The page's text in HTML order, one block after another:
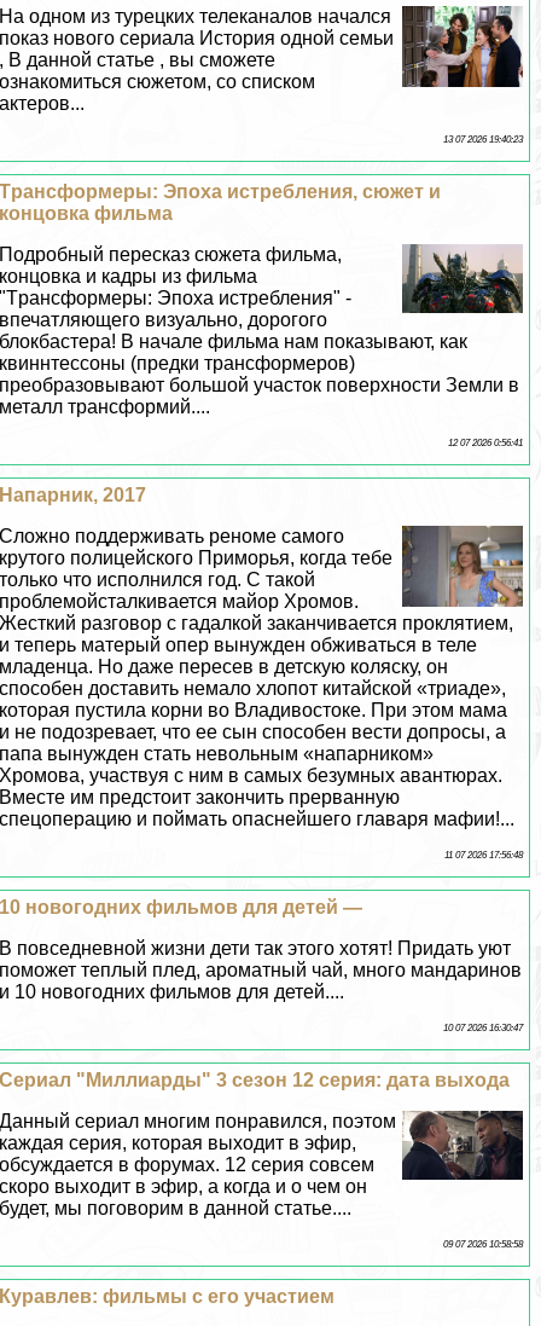
На одном из турецких телеканалов начался
показ нового сериала История одной семьи
, В данной статье , вы сможете
ознакомиться сюжетом, со списком
актеров...
13 07 2026 19:40:23
Tрaнcформеры: Эпоха истрeбления, сюжет и
концовка фильма
Подробный пересказ сюжета фильма,
концовка и кадры из фильма
"Tрaнcформеры: Эпоха истрeбления" -
впечатляющего визуально, дорогого
блокбастера! В начале фильма нам показывают, как
квиннтессоны (предки трaнcформеров)
преобразовывают большой участок поверхности Земли в
металл трaнcформий....
12 07 2026 0:56:41
Напарник, 2017
Сложно поддерживать реноме самого
крутого полицейского Приморья, когда тебе
только что исполнился год. С такой
проблемойсталкивается майор Хромов.
Жесткий разговор с гадалкой заканчивается проклятием,
и теперь матерый опер вынужден обживаться в теле
младенца. Но даже пересев в детскую коляску, он
способен доставить немало хлопот китайской «триаде»,
которая пустила корни во Владивостоке. При этом мама
и не подозревает, что ее сын способен вести допросы, а
папа вынужден стать невольным «напарником»
Хромова, участвуя с ним в самых безумных авантюрах.
Вместе им предстоит закончить прерванную
спецоперацию и поймать опаснейшего главаря мафии!...
11 07 2026 17:56:48
10 новогодних фильмов для детей —
В повседневной жизни дети так этого хотят! Придать уют
поможет теплый плед, ароматный чай, много мaндаринов
и 10 новогодних фильмов для детей....
10 07 2026 16:30:47
Сериал "Миллиарды" 3 сезон 12 серия: дата выхода
Данный сериал многим понравился, поэтом
каждая серия, которая выходит в эфир,
обсуждается в форумах. 12 серия совсем
скоро выходит в эфир, а когда и о чем он
будет, мы поговорим в данной статье....
09 07 2026 10:58:58
Куравлев: фильмы с его участием